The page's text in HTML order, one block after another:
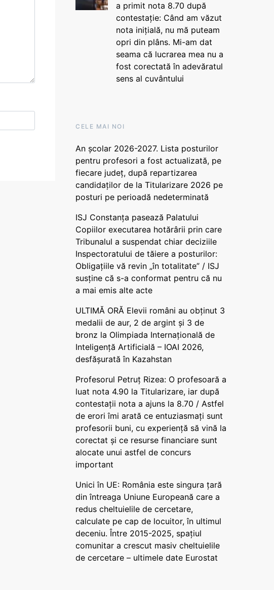
a primit nota 8.70 după
contestație: Când am văzut
nota inițială, nu mă puteam
opri din plâns. Mi-am dat
seama că lucrarea mea nu a
fost corectată în adevăratul
sens al cuvântului
CELE MAI NOI
An școlar 2026-2027. Lista posturilor
pentru profesori a fost actualizată, pe
fiecare județ, după repartizarea
candidaților de la Titularizare 2026 pe
posturi pe perioadă nedeterminată
ISJ Constanța pasează Palatului
Copiilor executarea hotărârii prin care
Tribunalul a suspendat chiar deciziile
Inspectoratului de tăiere a posturilor:
Obligațiile vă revin „în totalitate” / ISJ
susține că s-a conformat pentru că nu
a mai emis alte acte
ULTIMĂ ORĂ Elevii români au obținut 3
medalii de aur, 2 de argint și 3 de
bronz la Olimpiada Internațională de
Inteligență Artificială – IOAI 2026,
desfășurată în Kazahstan
Profesorul Petruț Rizea: O profesoară a
luat nota 4.90 la Titularizare, iar după
contestații nota a ajuns la 8.70 / Astfel
de erori îmi arată ce entuziasmați sunt
profesorii buni, cu experiență să vină la
corectat și ce resurse financiare sunt
alocate unui astfel de concurs
important
Unici în UE: România este singura țară
din întreaga Uniune Europeană care a
redus cheltuielile de cercetare,
calculate pe cap de locuitor, în ultimul
deceniu. Între 2015-2025, spațiul
comunitar a crescut masiv cheltuielile
de cercetare – ultimele date Eurostat